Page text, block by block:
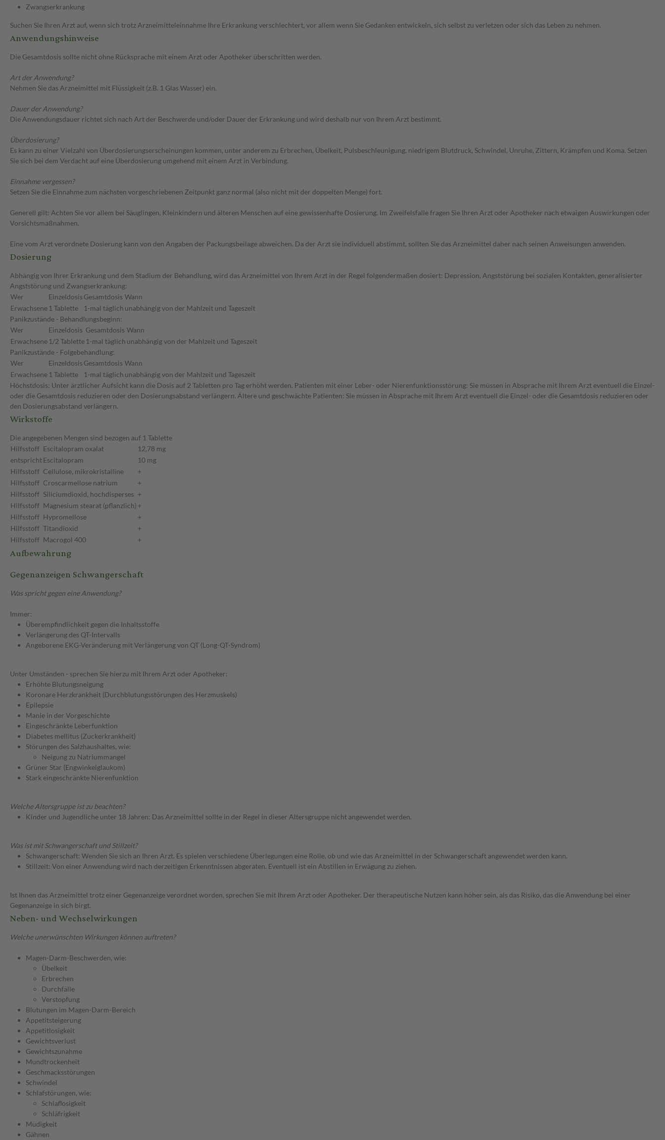
Zwangserkrankung
Suchen Sie Ihren Arzt auf, wenn sich trotz Arzneimitteleinnahme Ihre Erkrankung verschlechtert, vor allem wenn Sie Gedanken entwickeln, sich selbst zu verletzen oder sich das Leben zu nehmen.
Anwendungshinweise
Die Gesamtdosis sollte nicht ohne Rücksprache mit einem Arzt oder Apotheker überschritten werden.
Art der Anwendung?
Nehmen Sie das Arzneimittel mit Flüssigkeit (z.B. 1 Glas Wasser) ein.
Dauer der Anwendung?
Die Anwendungsdauer richtet sich nach Art der Beschwerde und/oder Dauer der Erkrankung und wird deshalb nur von Ihrem Arzt bestimmt.
Überdosierung?
Es kann zu einer Vielzahl von Überdosierungserscheinungen kommen, unter anderem zu Erbrechen, Übelkeit, Pulsbeschleunigung, niedrigem Blutdruck, Schwindel, Unruhe, Zittern, Krämpfen und Koma. Setzen
Sie sich bei dem Verdacht auf eine Überdosierung umgehend mit einem Arzt in Verbindung.
Einnahme vergessen?
Setzen Sie die Einnahme zum nächsten vorgeschriebenen Zeitpunkt ganz normal (also nicht mit der doppelten Menge) fort.
Generell gilt: Achten Sie vor allem bei Säuglingen, Kleinkindern und älteren Menschen auf eine gewissenhafte Dosierung. Im Zweifelsfalle fragen Sie Ihren Arzt oder Apotheker nach etwaigen Auswirkungen oder
Vorsichtsmaßnahmen.
Eine vom Arzt verordnete Dosierung kann von den Angaben der Packungsbeilage abweichen. Da der Arzt sie individuell abstimmt, sollten Sie das Arzneimittel daher nach seinen Anweisungen anwenden.
Dosierung
Abhängig von Ihrer Erkrankung und dem Stadium der Behandlung, wird das Arzneimittel von Ihrem Arzt in der Regel folgendermaßen dosiert: Depression, Angststörung bei sozialen Kontakten, generalisierter
Angststörung und Zwangserkrankung:
Wer
Einzeldosis Gesamtdosis Wann
Erwachsene 1 Tablette 1-mal täglich unabhängig von der Mahlzeit und Tageszeit
Panikzustände - Behandlungsbeginn:
Wer
Einzeldosis Gesamtdosis Wann
Erwachsene 1/2 Tablette 1-mal täglich unabhängig von der Mahlzeit und Tageszeit
Panikzustände - Folgebehandlung:
Wer
Einzeldosis Gesamtdosis Wann
Erwachsene 1 Tablette 1-mal täglich unabhängig von der Mahlzeit und Tageszeit
Höchstdosis: Unter ärztlicher Aufsicht kann die Dosis auf 2 Tabletten pro Tag erhöht werden. Patienten mit einer Leber- oder Nierenfunktionsstörung: Sie müssen in Absprache mit Ihrem Arzt eventuell die Einzel-
oder die Gesamtdosis reduzieren oder den Dosierungsabstand verlängern. Ältere und geschwächte Patienten: Sie müssen in Absprache mit Ihrem Arzt eventuell die Einzel- oder die Gesamtdosis reduzieren oder
den Dosierungsabstand verlängern.
Wirkstoffe
Die angegebenen Mengen sind bezogen auf 1 Tablette
Hilfsstoff Escitalopram oxalat
12,78 mg
entsprichtEscitalopram
10 mg
Hilfsstoff Cellulose, mikrokristalline
+
Hilfsstoff Croscarmellose natrium
+
Hilfsstoff Siliciumdioxid, hochdisperses +
Hilfsstoff Magnesium stearat (pflanzlich) +
Hilfsstoff Hypromellose
+
Hilfsstoff Titandioxid
+
Hilfsstoff Macrogol 400 +
Aufbewahrung
Gegenanzeigen Schwangerschaft
Was spricht gegen eine Anwendung?
Immer:
Überempfindlichkeit gegen die Inhaltsstoffe
Verlängerung des QT-Intervalls
Angeborene EKG-Veränderung mit Verlängerung von QT (Long-QT-Syndrom)
Unter Umständen - sprechen Sie hierzu mit Ihrem Arzt oder Apotheker:
Erhöhte Blutungsneigung
Koronare Herzkrankheit (Durchblutungsstörungen des Herzmuskels)
Epilepsie
Manie in der Vorgeschichte
Eingeschränkte Leberfunktion
Diabetes mellitus (Zuckerkrankheit)
Störungen des Salzhaushaltes, wie:
Neigung zu Natriummangel
Grüner Star (Engwinkelglaukom)
Stark eingeschränkte Nierenfunktion
Welche Altersgruppe ist zu beachten?
Kinder und Jugendliche unter 18 Jahren: Das Arzneimittel sollte in der Regel in dieser Altersgruppe nicht angewendet werden.
Was ist mit Schwangerschaft und Stillzeit?
Schwangerschaft: Wenden Sie sich an Ihren Arzt. Es spielen verschiedene Überlegungen eine Rolle, ob und wie das Arzneimittel in der Schwangerschaft angewendet werden kann.
Stillzeit: Von einer Anwendung wird nach derzeitigen Erkenntnissen abgeraten. Eventuell ist ein Abstillen in Erwägung zu ziehen.
Ist Ihnen das Arzneimittel trotz einer Gegenanzeige verordnet worden, sprechen Sie mit Ihrem Arzt oder Apotheker. Der therapeutische Nutzen kann höher sein, als das Risiko, das die Anwendung bei einer
Gegenanzeige in sich birgt.
Neben- und Wechselwirkungen
Welche unerwünschten Wirkungen können auftreten?
Magen-Darm-Beschwerden, wie:
Übelkeit
Erbrechen
Durchfälle
Verstopfung
Blutungen im Magen-Darm-Bereich
Appetitsteigerung
Appetitlosigkeit
Gewichtsverlust
Gewichtszunahme
Mundtrockenheit
Geschmacksstörungen
Schwindel
Schlafstörungen, wie:
Schlaflosigkeit
Schläfrigkeit
Müdigkeit
Gähnen